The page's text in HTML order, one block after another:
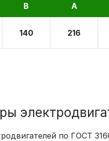
B A
140 216
по ГОСТ